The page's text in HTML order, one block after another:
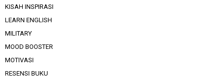
KISAH INSPIRASI
LEARN ENGLISH
MILITARY
MOOD BOOSTER
MOTIVASI
RESENSI BUKU